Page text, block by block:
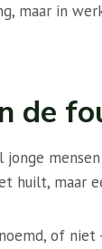
maar in
de
huilt, maar
of